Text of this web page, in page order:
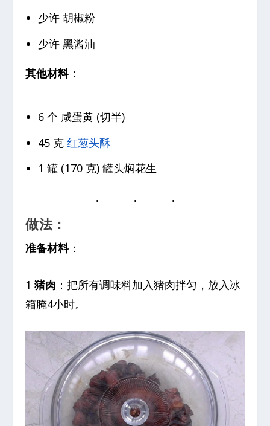
少许 胡椒粉
少许 黑酱油
其他材料：
6 个 咸蛋黄 (切半)
45 克 红葱头酥
1 罐 (170 克) 罐头焖花生
做法：
准备材料：
1猪肉 ：把所有调味料加入猪肉拌匀，放入冰
箱腌4小时。